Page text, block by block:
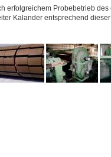
erfolgreichem Probebetrieb
Kalander entsprechend